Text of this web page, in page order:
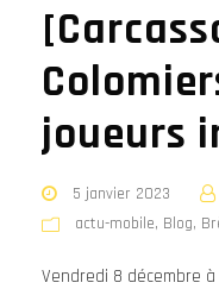
joueurs
5 janvier 2023
actu-mobile, Blog,
Vendredi 8 décembre